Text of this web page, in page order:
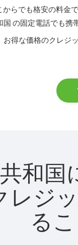
からでも格安の料金
国 の固定電話でも携
お得な価格のクレジ
和国
レジ
る